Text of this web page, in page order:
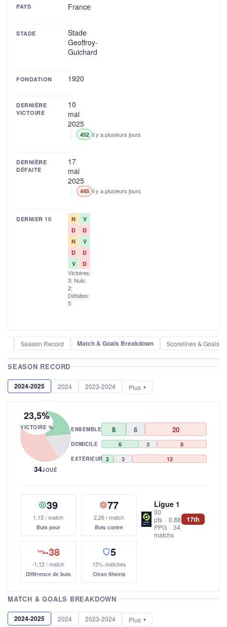
PAYS France
STADE
Stade
Geoffroy-
Guichard
FONDATION 1920
DERNIÈRE
VICTOIRE
10
mai
2025
452 il y a plusieurs jours
DERNIÈRE
DÉFAITE
17
mai
2025
445 il y a plusieurs jours
DERNIER 10 N
V
D
D
N
V
D
D
V
D
Victoires:
3; Nuls:
2;
Défaites:
5
Season Record Match & Goals Breakdown Scorelines & Goals
SEASON RECORD
2024-2025 2024 2023-2024 Plus
23,5%
VICTOIRE %
34JOUÉ
ENSEMBLE 8 6 20
DOMICILE 6 3 8
EXTÉRIEUR 2 3 12
39
1,15 / match
Buts pour
77
2,26 / match
Buts contre
-38
-1,12 / match
Différence de buts
5
15% matches
Clean Sheets
Ligue 1
30
pts · 0,88
PPG · 34
matchs
17th
MATCH & GOALS BREAKDOWN
2024-2025 2024 2023-2024 Plus